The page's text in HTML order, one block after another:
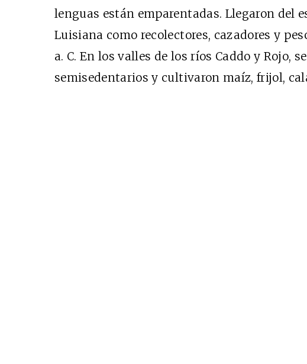
lenguas están emparentadas. Llegaron del
Luisiana como recolectores, cazadores y
a. C. En los valles de los ríos Caddo y Rojo,
semisedentarios y cultivaron maíz, frijol,